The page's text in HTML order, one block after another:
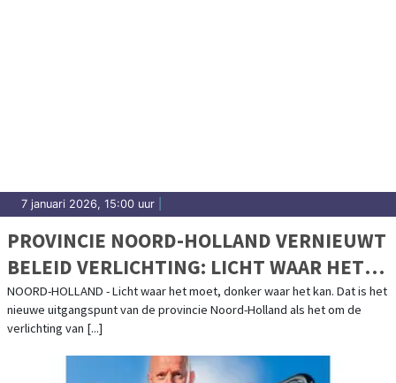
7 januari 2026, 15:00 uur
PROVINCIE NOORD-HOLLAND VERNIEUWT
BELEID VERLICHTING: LICHT WAAR HET
MOET, DONKER WAAR HET KAN
NOORD-HOLLAND - Licht waar het moet, donker waar het kan. Dat is het
nieuwe uitgangspunt van de provincie Noord-Holland als het om de
verlichting van [...]